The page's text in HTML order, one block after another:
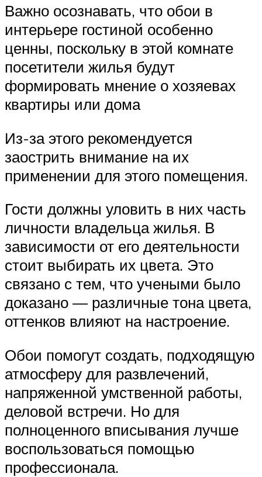
Важно осознавать, что обои в
интерьере гостиной особенно
ценны, поскольку в этой комнате
посетители жилья будут
формировать мнение о хозяевах
квартиры или дома
Из-за этого рекомендуется
заострить внимание на их
применении для этого помещения.
Гости должны уловить в них часть
личности владельца жилья. В
зависимости от его деятельности
стоит выбирать их цвета. Это
связано с тем, что учеными было
доказано — различные тона цвета,
оттенков влияют на настроение.
Обои помогут создать, подходящую
атмосферу для развлечений,
напряженной умственной работы,
деловой встречи. Но для
полноценного вписывания лучше
воспользоваться помощью
профессионала.